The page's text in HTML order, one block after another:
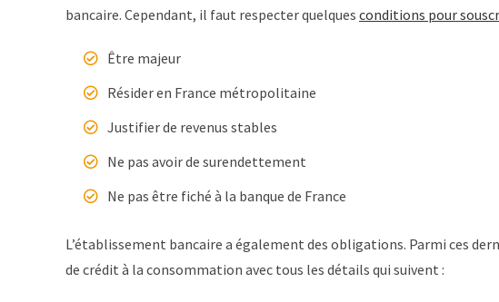
bancaire. Cependant, il faut respecter quelques conditions pour
Être majeur
Résider en France métropolitaine
Justifier de revenus stables
Ne pas avoir de surendettement
Ne pas être fiché à la banque de France
L’établissement bancaire a également des obligations. Parmi ces
de crédit à la consommation avec tous les détails qui suivent :